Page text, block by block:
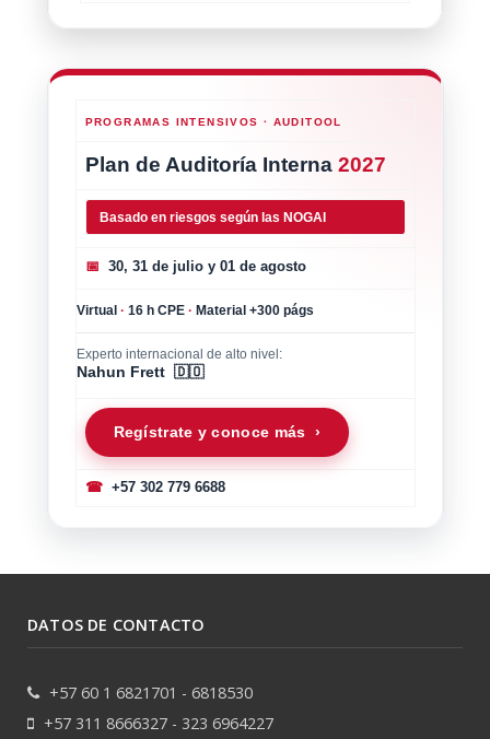
PROGRAMAS INTENSIVOS · AUDITOOL
Plan de Auditoría Interna 2027
Basado en riesgos según las NOGAI
📅 30, 31 de julio y 01 de agosto
Virtual · 16 h CPE · Material +300 págs
Experto internacional de alto nivel:
Nahun Frett 🇩🇴
Regístrate y conoce más ›
☎+57 302 779 6688
DATOS DE CONTACTO
+57 60 1 6821701 - 6818530
+57 311 8666327 - 323 6964227